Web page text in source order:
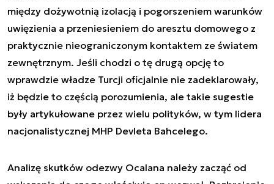
między dożywotnią izolacją i pogorszeniem warunków
uwięzienia a przeniesieniem do aresztu domowego z
praktycznie nieograniczonym kontaktem ze światem
zewnętrznym. Jeśli chodzi o tę drugą opcję to
wprawdzie władze Turcji oficjalnie nie zadeklarowały,
iż będzie to częścią porozumienia, ale takie sugestie
były artykułowane przez wielu polityków, w tym lidera
nacjonalistycznej MHP Devleta Bahcelego.
Analizę skutków odezwy Ocalana należy zacząć od